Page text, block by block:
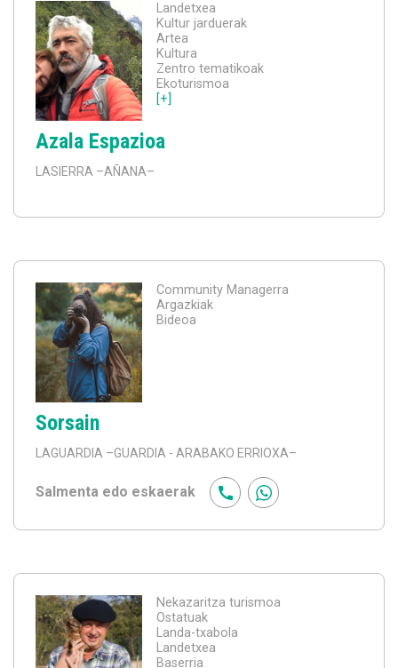
Landetxea
Kultur jarduerak
Artea
Kultura
Zentro tematikoak
Ekoturismoa
[+]
Azala Espazioa
LASIERRA –AÑANA–
Community Managerra
Argazkiak
Bideoa
Sorsain
LAGUARDIA –GUARDIA - ARABAKO ERRIOXA–
Salmenta edo eskaerak
Nekazaritza turismoa
Ostatuak
Landa-txabola
Landetxea
Baserria